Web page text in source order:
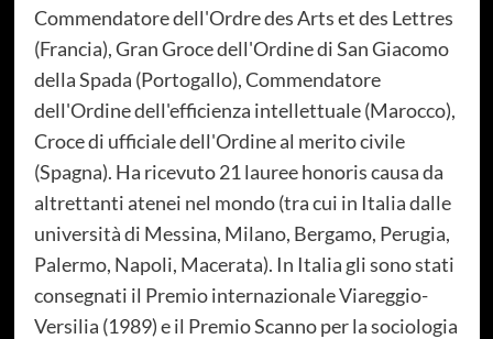
Commendatore dell'Ordre des Arts et des Lettres
(Francia), Gran Groce dell'Ordine di San Giacomo
della Spada (Portogallo), Commendatore
dell'Ordine dell'efficienza intellettuale (Marocco),
Croce di ufficiale dell'Ordine al merito civile
(Spagna). Ha ricevuto 21 lauree honoris causa da
altrettanti atenei nel mondo (tra cui in Italia dalle
università di Messina, Milano, Bergamo, Perugia,
Palermo, Napoli, Macerata). In Italia gli sono stati
consegnati il Premio internazionale Viareggio-
Versilia (1989) e il Premio Scanno per la sociologia